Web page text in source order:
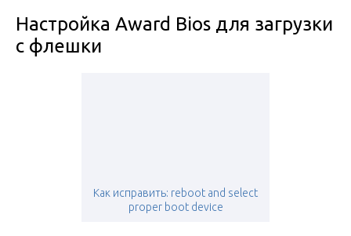
Настройка Award Bios для загрузки
с флешки
Как исправить: reboot and select
proper boot device